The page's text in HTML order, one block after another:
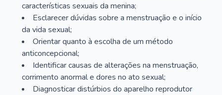
características sexuais da menina;
Esclarecer dúvidas sobre a menstruação e o início
da vida sexual;
Orientar quanto à escolha de um método
anticoncepcional;
Identificar causas de alterações na menstruação,
corrimento anormal e dores no ato sexual;
Diagnosticar distúrbios do aparelho reprodutor